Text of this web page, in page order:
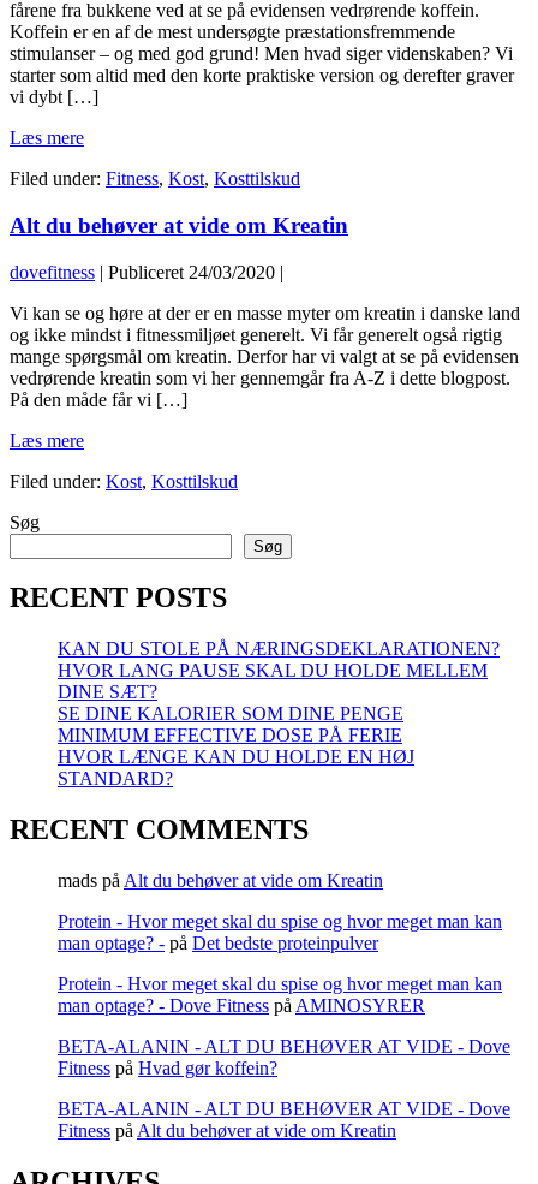
gør
koffein?
fårene fra bukkene ved at se på evidensen vedrørende koffein.
Koffein er en af de mest undersøgte præstationsfremmende
stimulanser – og med god grund! Men hvad siger videnskaben? Vi
starter som altid med den korte praktiske version og derefter graver
vi dybt […]
Læs mereHvad
koffein?
Filed under: Fitness, Kost, Kosttilskud
Alt du behøver at vide om Kreatin
dovefitness | Publiceret 24/03/2020 |
Alt
du
behøver
at
vide
Kreatin
Vi kan se og høre at der er en masse myter om kreatin i danske land
og ikke mindst i fitnessmiljøet generelt. Vi får generelt også rigtig
mange spørgsmål om kreatin. Derfor har vi valgt at se på evidensen
vedrørende kreatin som vi her gennemgår fra A-Z i dette blogpost.
På den måde får vi […]
Læs mereAlt
behøver
Filed under: Kost, Kosttilskud
Søg
Søg
RECENT POSTS
KAN DU STOLE PÅ NÆRINGSDEKLARATIONEN?
HVOR LANG PAUSE SKAL DU HOLDE MELLEM
DINE SÆT?
SE DINE KALORIER SOM DINE PENGE
MINIMUM EFFECTIVE DOSE PÅ FERIE
HVOR LÆNGE KAN DU HOLDE EN HØJ
STANDARD?
RECENT COMMENTS
mads på Alt du behøver at vide om Kreatin
Protein - Hvor meget skal du spise og hvor meget man kan
man optage? - på Det bedste proteinpulver
Protein - Hvor meget skal du spise og hvor meget man kan
man optage? - Dove Fitness på AMINOSYRER
BETA-ALANIN - ALT DU BEHØVER AT VIDE - Dove
Fitness på Hvad gør koffein?
BETA-ALANIN - ALT DU BEHØVER AT VIDE - Dove
Fitness på Alt du behøver at vide om Kreatin